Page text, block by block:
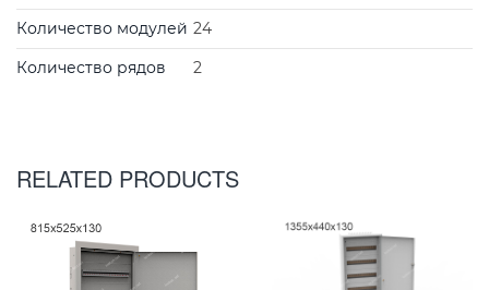
Количество модулей 24
Количество рядов
2
RELATED PRODUCTS